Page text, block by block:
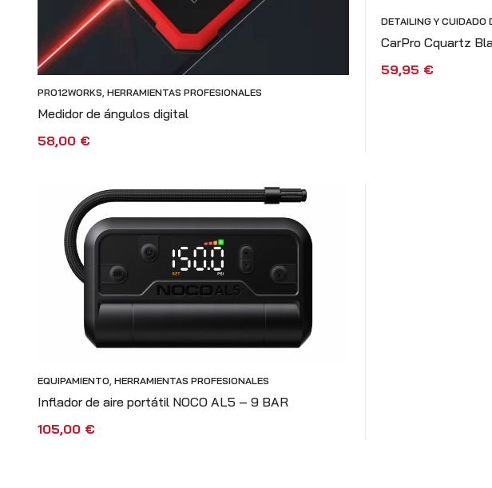
PRO12WORKS HERRAMIENTAS PROFESIONALES
Medidor de ángulos digital
58,00 €
DETAILING Y CUIDADO
CarPro Cquartz
59,95 €
EQUIPAMIENTO HERRAMIENTAS PROFESIONALES
Inflador de aire portátil NOCO AL5 – 9 BAR
105,00 €